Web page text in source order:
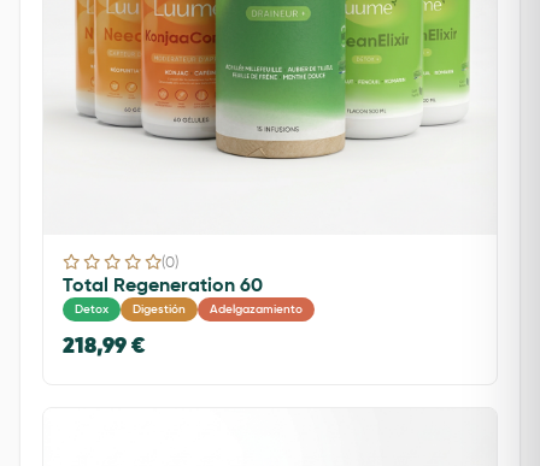
(0)
Total Regeneration 60
Detox Digestión Adelgazamiento
218,99 €